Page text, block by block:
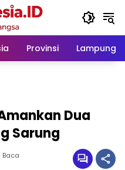
Provinsi Lampung
Dua
Sarung
Baca